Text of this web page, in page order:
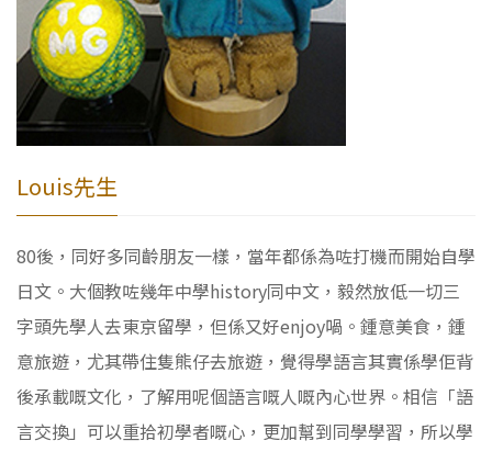
Louis先生
80後，同好多同齡朋友一樣，當年都係為咗打機而開始自學
日文。大個教咗幾年中學history同中文，毅然放低一切三
字頭先學人去東京留學，但係又好enjoy喎。鍾意美食，鍾
意旅遊，尤其帶住隻熊仔去旅遊，覺得學語言其實係學佢背
後承載嘅文化，了解用呢個語言嘅人嘅內心世界。相信「語
言交換」可以重拾初學者嘅心，更加幫到同學學習，所以學